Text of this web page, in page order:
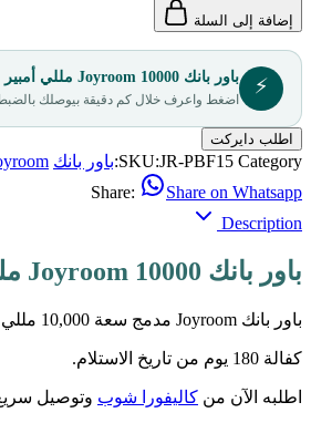
إضافة إلى السلة
⚡ باور بانك Joyroom 10000 مللي أمبير سريع بيوصلك خلال 30 دقيقة
اضغط واعرف خلال كم دقيقة بيوصلك
اطلب دايركت
SKU:JR-PBF15 Category: باور بانك
Share:
Share on Whatsapp
Description
باور بانك Joyroom 10000 مللي أمبير سريع – من كاليفورا شوب
باور بانك Joyroom مدمج سعة 10,000 مللي أمبير بمنافذ شحن سريعة.
كفالة 180 يوم من تاريخ الاستلام.
اطلبه الآن من كاليفورا شوب وتوصيل